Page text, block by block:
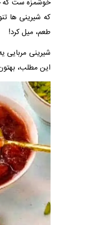
خوشمزه ست که
که شیرینی ها
طعم، میل کرد!
شیرینی مربایی
این مطلب،